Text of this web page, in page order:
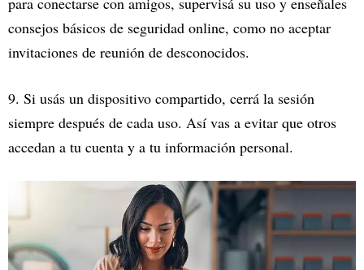
consejos básicos de seguridad online, como no aceptar
invitaciones de reunión de desconocidos.
9. Si usás un dispositivo compartido, cerrá la sesión
siempre después de cada uso. Así vas a evitar que otros
accedan a tu cuenta y a tu información personal.